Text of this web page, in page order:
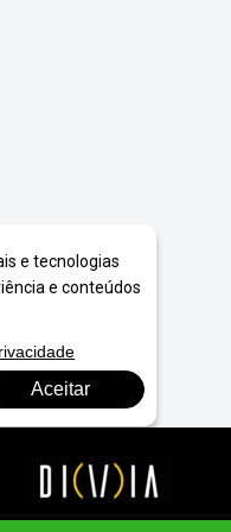
e tecnologias
e conteúdos
Aceitar